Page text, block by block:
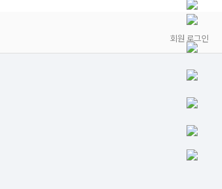
회원 로그인